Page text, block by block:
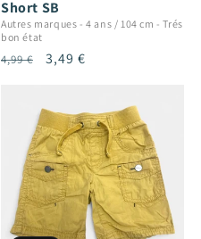
Short SB
Autres marques -4 ans / 104 cm -Trés
bon état
Prix
4,99 €
Prix
3,49 €